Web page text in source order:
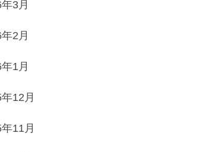
3月
2月
1月
12月
11月